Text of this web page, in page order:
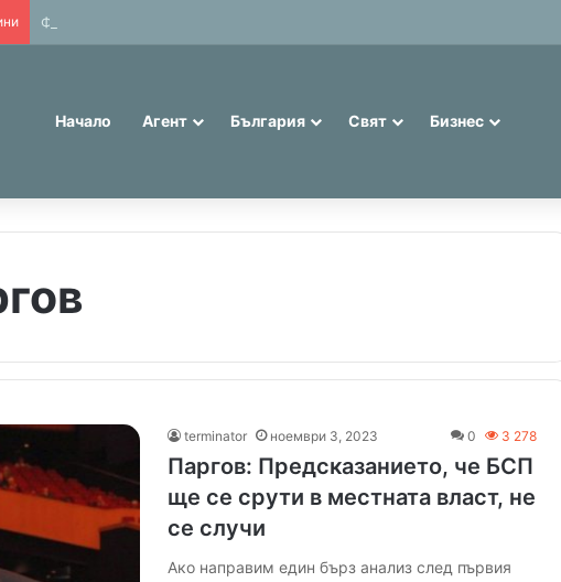
Фалшиви евро: 75% от банкнотите в България са 20 и 50 лева (Експерти)
Начало Агент България Свят Бизнес
terminator ноември 3, 2023 0 3 278
Паргов: Предсказанието, че БСП
ще се срути в местната власт, не
се случи
Ако направим един бърз анализ след първия